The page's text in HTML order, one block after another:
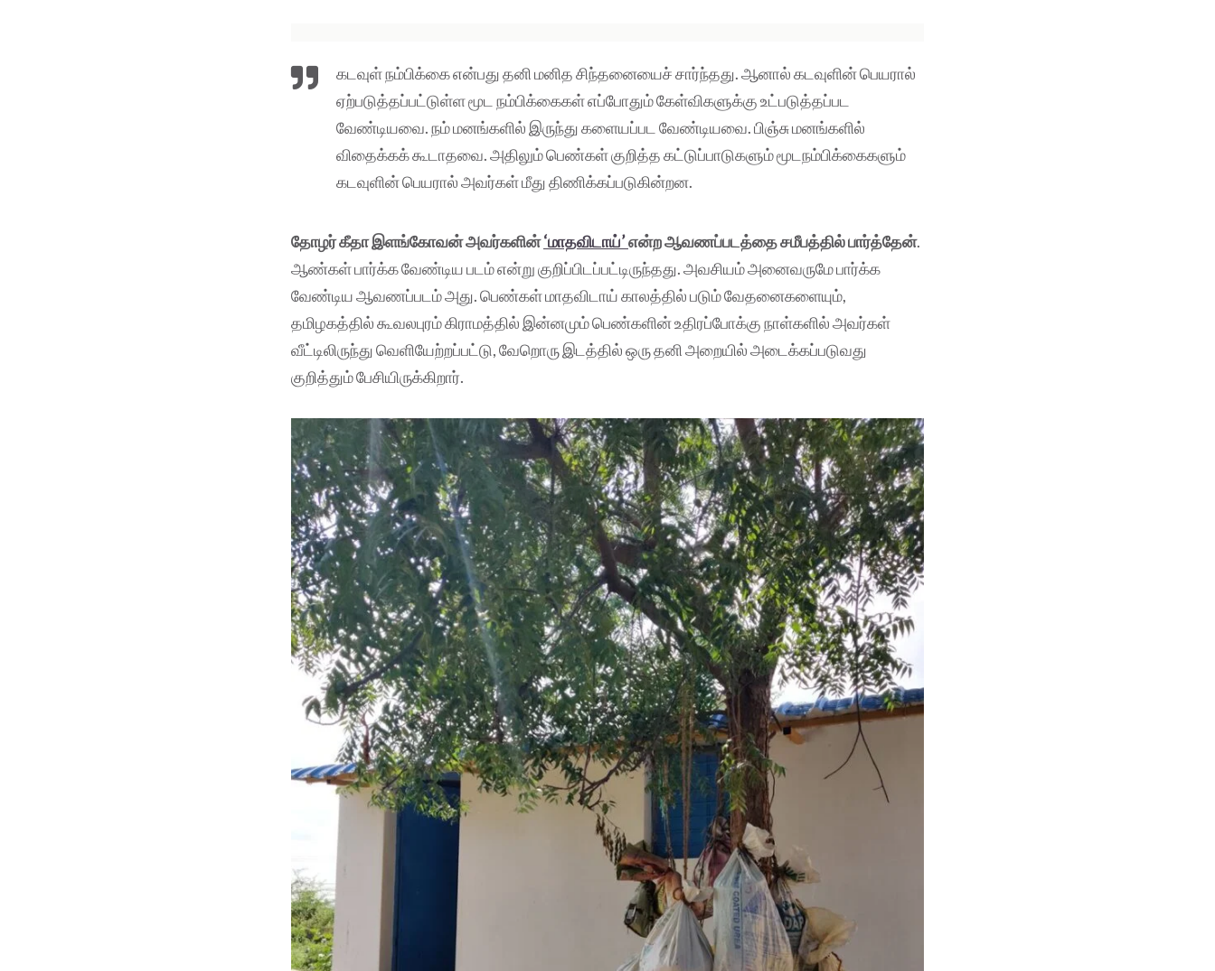
கடவுள் நம்பிக்கை என்பது தனி மனித சிந்தனையைச் சார்ந்தது. ஆனால் கடவுளின் பெயரால்
ஏற்படுத்தப்பட்டுள்ள மூட நம்பிக்கைகள் எப்போதும் கேள்விகளுக்கு உட்படுத்தப்பட
வேண்டியவை. நம் மனங்களில் இருந்து களையப்பட வேண்டியவை. பிஞ்சு மனங்களில்
விதைக்கக் கூடாதவை. அதிலும் பெண்கள் குறித்த கட்டுப்பாடுகளும் மூடநம்பிக்கைகளும்
கடவுளின் பெயரால் அவர்கள் மீது திணிக்கப்படுகின்றன.
தோழர் கீதா இளங்கோவன் அவர்களின்‘மாதவிடாய்’என்ற ஆவணப்படத்தை சமீபத்தில் பார்த்தேன்.
ஆண்கள் பார்க்க வேண்டிய படம் என்று குறிப்பிடப்பட்டிருந்தது. அவசியம் அனைவருமே பார்க்க
வேண்டிய ஆவணப்படம் அது. பெண்கள் மாதவிடாய் காலத்தில் படும் வேதனைகளையும்,
தமிழகத்தில் கூவலபுரம் கிராமத்தில் இன்னமும் பெண்களின் உதிரப்போக்கு நாள்களில் அவர்கள்
வீட்டிலிருந்து வெளியேற்றப்பட்டு, வேறொரு இடத்தில் ஒரு தனி அறையில் அடைக்கப்படுவது
குறித்தும் பேசியிருக்கிறார்.